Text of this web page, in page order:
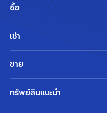
ซื้อ
เช่า
ขาย
ทรัพย์สินแนะนำ